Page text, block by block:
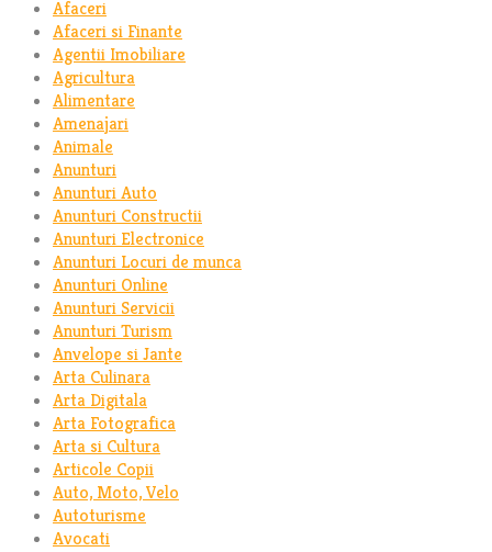
Afaceri
Afaceri si Finante
Agentii Imobiliare
Agricultura
Alimentare
Amenajari
Animale
Anunturi
Anunturi Auto
Anunturi Constructii
Anunturi Electronice
Anunturi Locuri de munca
Anunturi Online
Anunturi Servicii
Anunturi Turism
Anvelope si Jante
Arta Culinara
Arta Digitala
Arta Fotografica
Arta si Cultura
Articole Copii
Auto, Moto, Velo
Autoturisme
Avocati